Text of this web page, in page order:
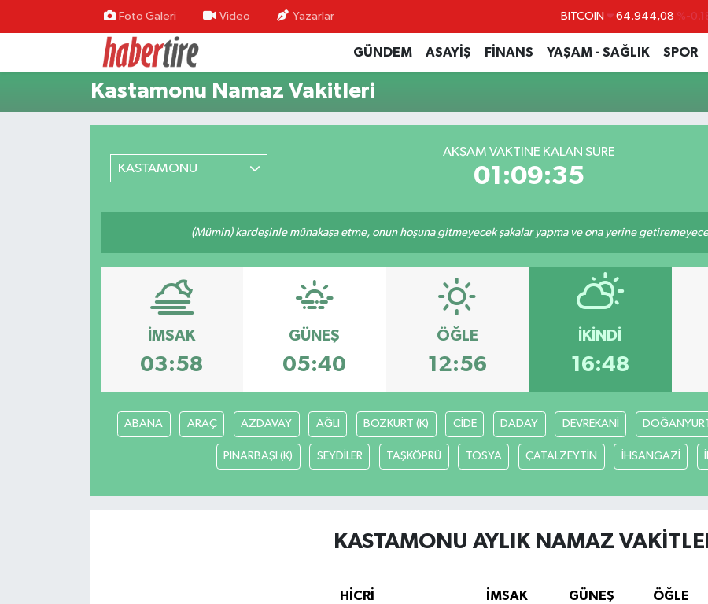
Foto Galeri Video Yazarlar BITCOIN 64.944,08 %-
DOLAR 47,7436 %0.18
EURO 55,2510
BİST100
GÜNDEM ASAYİŞ FİNANS YAŞAM - SAĞLIK SPOR
Kastamonu Namaz Vakitleri
KASTAMONU
AKŞAM VAKTINE KALAN SÜRE
01:09:35
(Mümin) kardeşinle münakaşa etme, onun hoşuna gitmeyecek şakalar yapma ve ona yerine
İMSAK
03:58
GÜNEŞ
05:40
ÖĞLE
12:56
İKINDI
16:48
ABANA ARAÇ AZDAVAY AĞLI BOZKURT (K) CİDE DADAY DEVREKANİ
PINARBAŞI (K) SEYDİLER TAŞKÖPRÜ TOSYA ÇATALZEYTİN İHSANGAZİ
KASTAMONU AYLIK NAMAZ
HİCRİ İMSAK GÜNEŞ ÖĞLE
Tire Nöbetçi Eczaneler
Tire Hava Durumu
Süper Lig Puan Durumu ve Fikstür